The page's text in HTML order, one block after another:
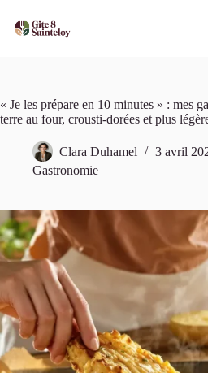
contenu
« Je les prépare en 10 minutes » : mes
terre au four, crousti-dorées et plus
Clara Duhamel
3 avril
Gastronomie